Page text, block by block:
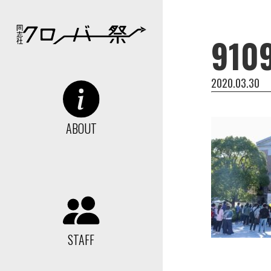
2020.03.30
ABOUT
STAFF